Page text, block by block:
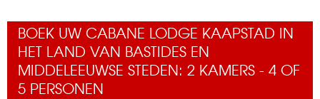
BOEK UW CABANE LODGE KAAPSTAD IN
HET LAND VAN BASTIDES EN
MIDDELEEUWSE STEDEN: 2 KAMERS - 4 OF
5 PERSONEN